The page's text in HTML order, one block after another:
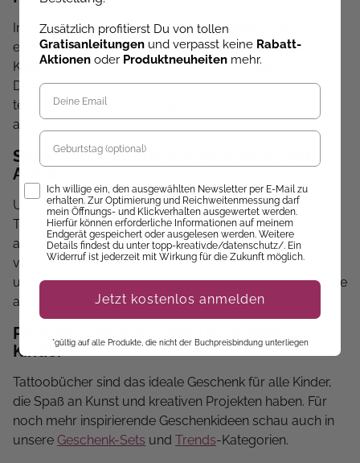
In der KategorieTattoobücher für Kinder
eine bunte Auswahl an Tattoobüchern, die speziell für
Kinder entwickelt wurden. Mit kinderfreundlichen
Designs und Motiven können Kinder ihre eigenen
temporären Tattoos gestalten und ihre Kreativität
ausleben.
Spannende Tattoos zum Ausmalen und
Aufkleben
UnsereTattoobücher für Kinderbieten eine Vielzahl an
Tattoo-Motiven, die mit Buntstiften oder Filzstiften
ausgemalt und anschließend als temporäre Tattoos
verwendet werden können. Ideal für kreative Pausen
und als spaßige Aktivität für Kinder, die gerne neue Dinge
ausprobieren.
Perfekte Geschenkideen für kreative
Kinder
Tattoobücher sind das ideale Geschenk für alle Kinder,
die Spaß an Kunst und kreativen Projekten haben. Für
noch mehr inspirierende Geschenkideen schau auch in
unsere Geschenk-Sets und Trends-Kategorien.
Zusätzlich profitierst Du von tollen
Gratisanleitungen und verpasst keine Rabatt-
Aktionen oder Produktneuheiten mehr.
Geburtstag
Opt-InIch willige ein, den ausgewählten Newsletter per E-Mail zu
erhalten. Zur Optimierung und Reichweitenmessung darf
mein Öffnungs- und Klickverhalten ausgewertet werden.
Hierfür können erforderliche Informationen auf meinem
Endgerät gespeichert oder ausgelesen werden. Weitere
Details findest du unter topp-kreativ.de/datenschutz/. Ein
Widerruf ist jederzeit mit Wirkung für die Zukunft möglich.
Jetzt kostenlos anmelden
*gültig auf alle Produkte, die nicht der Buchpreisbindung unterliegen